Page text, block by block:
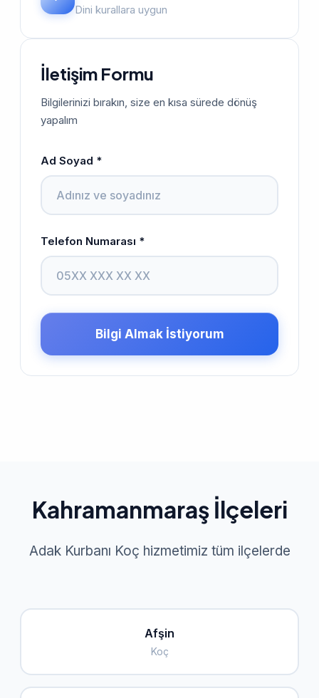
Dini kurallara uygun
İletişim Formu
Bilgilerinizi bırakın, size en kısa sürede dönüş
yapalım
Ad Soyad *
Telefon Numarası *
Bilgi Almak İstiyorum
Kahramanmaraş İlçeleri
Adak Kurbanı Koç hizmetimiz tüm ilçelerde
Afşin
Koç